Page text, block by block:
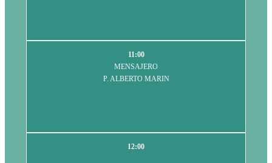
11:00
MENSAJERO
P. ALBERTO MARIN
12:00